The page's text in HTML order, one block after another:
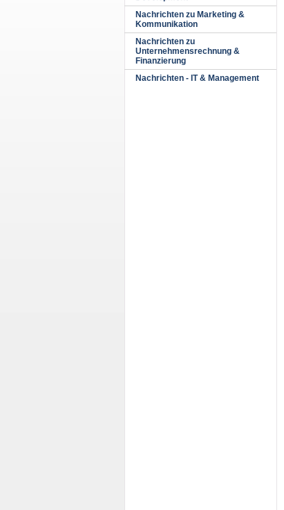
Nachrichten zu Marketing &
Kommunikation
Nachrichten zu
Unternehmensrechnung &
Finanzierung
Nachrichten - IT & Management